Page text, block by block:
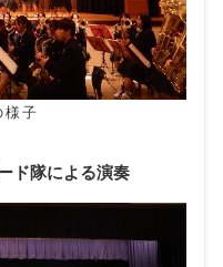
様子
ド隊による演奏